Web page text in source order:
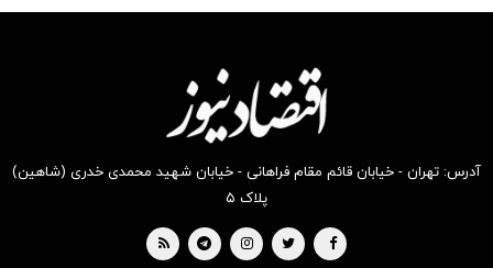
آدرس: تهران - خیابان قائم مقام فراهانی - خیابان شهید محمدی خدری (شاهین)
پلاک ۵